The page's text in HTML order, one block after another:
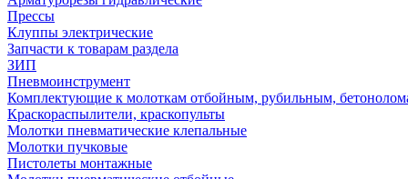
Прессы
Клуппы электрические
Запчасти к товарам раздела
ЗИП
Пневмоинструмент
Комплектующие к молоткам отбойным, рубильным,
Краскораспылители, краскопульты
Молотки пневматические клепальные
Молотки пучковые
Пистолеты монтажные